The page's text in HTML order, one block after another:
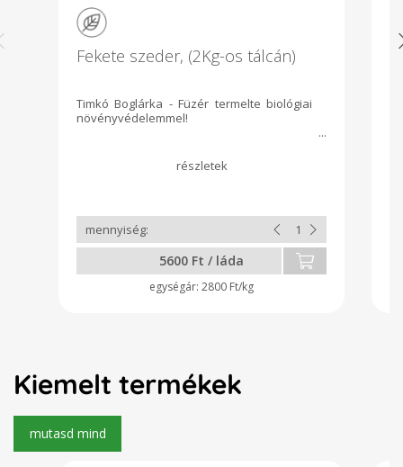
Fekete szeder, (2Kg-os tálcán)
Timkó Boglárka - Füzér termelte biológiai
növényvédelemmel!
5600 Ft / láda
2800 Ft/kg
Kiemelt termékek